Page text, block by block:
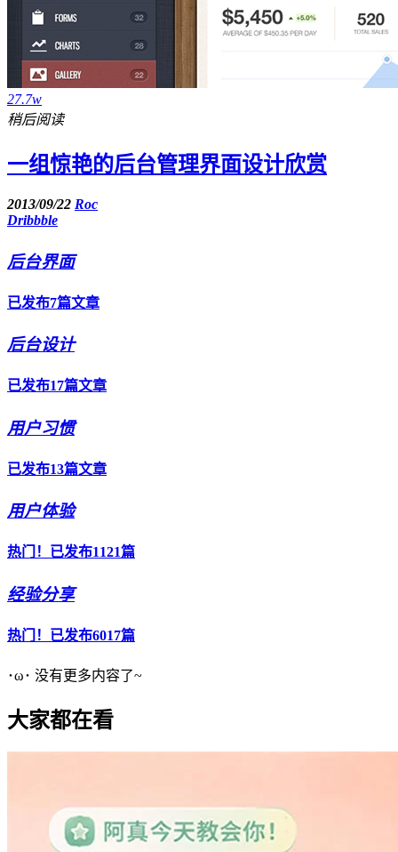
27.7w
稍后阅读
一组惊艳的后台管理界面设计欣赏
2013/09/22 Roc
Dribbble
后台界面
已发布7篇文章
后台设计
已发布17篇文章
用户习惯
已发布13篇文章
用户体验
热门！已发布1121篇
经验分享
热门！已发布6017篇
･ω･ 没有更多内容了~
大家都在看